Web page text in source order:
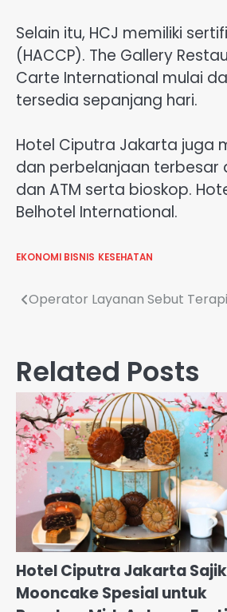
Selain itu, HCJ memiliki
(HACCP). The Gallery
Carte International mulai
tersedia sepanjang hari.
Hotel Ciputra Jakarta juga
dan perbelanjaan terbesar
dan ATM serta bioskop.
Belhotel International.
EKONOMI BISNIS KESEHATAN
Navigasi
Operator Layanan Sebut
Related Posts
Hotel Ciputra Jakarta
Mooncake Spesial untuk